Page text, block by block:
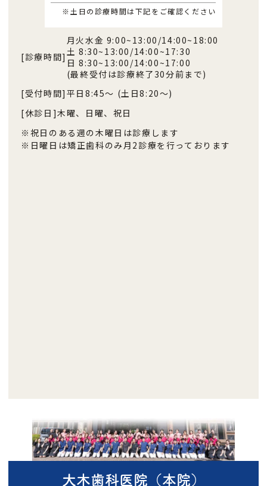
※土日の診療時間は下記をご確認ください
[診療時間]
月火水金 9:00~13:00/14:00~18:00
土 8:30~13:00/14:00~17:30
日 8:30~13:00/14:00~17:00
(最終受付は診療終了30分前まで)
[受付時間] 平日8:45〜 (土日8:20〜)
[休診日]木曜、日曜、祝日
※祝日のある週の木曜日は診療します
※日曜日は矯正歯科のみ月2診療を行っております
大木歯科医院（本院）